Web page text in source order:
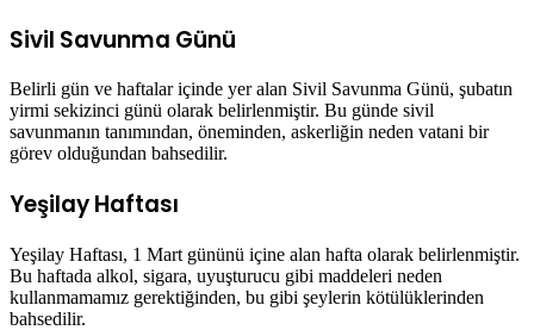
Sivil Savunma Günü
Belirli gün ve haftalar içinde yer alan Sivil Savunma Günü, şubatın
yirmi sekizinci günü olarak belirlenmiştir. Bu günde sivil
savunmanın tanımından, öneminden, askerliğin neden vatani bir
görev olduğundan bahsedilir.
Yeşilay Haftası
Yeşilay Haftası, 1 Mart gününü içine alan hafta olarak belirlenmiştir.
Bu haftada alkol, sigara, uyuşturucu gibi maddeleri neden
kullanmamamız gerektiğinden, bu gibi şeylerin kötülüklerinden
bahsedilir.